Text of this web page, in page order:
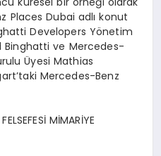
Places Dubai adlıkonut
Developers Yönetim
Binghatti ve Mercedes-
Üyesi Mathias
Mercedes-Benz
İ MİMARİYE